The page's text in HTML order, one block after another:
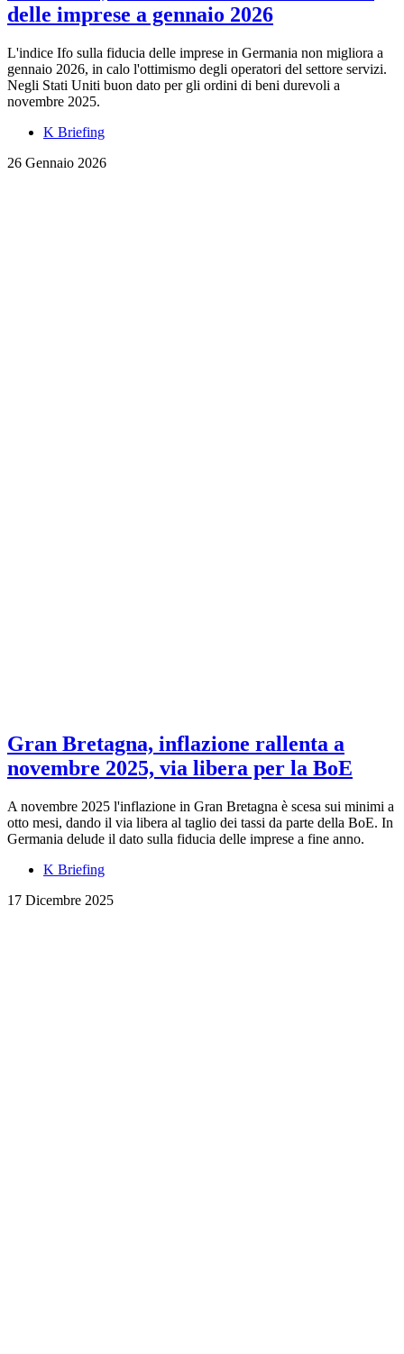
delle imprese a gennaio 2026
L'indice Ifo sulla fiducia delle imprese in Germania non migliora a
gennaio 2026, in calo l'ottimismo degli operatori del settore servizi.
Negli Stati Uniti buon dato per gli ordini di beni durevoli a
novembre 2025.
K Briefing
26 Gennaio 2026
Gran Bretagna, inflazione rallenta a
novembre 2025, via libera per la BoE
A novembre 2025 l'inflazione in Gran Bretagna è scesa sui minimi a
otto mesi, dando il via libera al taglio dei tassi da parte della BoE. In
Germania delude il dato sulla fiducia delle imprese a fine anno.
K Briefing
17 Dicembre 2025